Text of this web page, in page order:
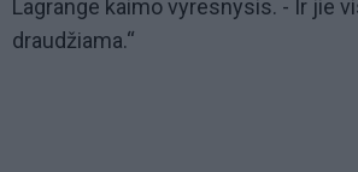
Lagrange kaimo vyresnysis. - Ir jie
draudžiama.“